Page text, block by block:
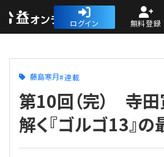
ログイン 無料登録
人気記事
藤島寒月 連載
第10回（完） 寺
解く『ゴルゴ13』